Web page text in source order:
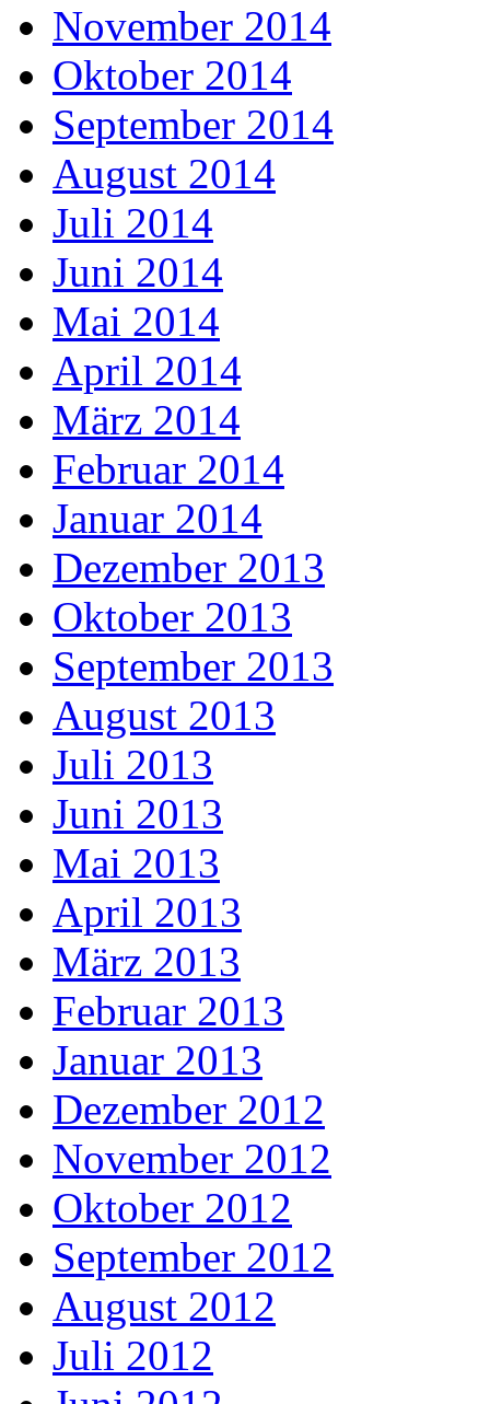
November 2014
Oktober 2014
September 2014
August 2014
Juli 2014
Juni 2014
Mai 2014
April 2014
März 2014
Februar 2014
Januar 2014
Dezember 2013
Oktober 2013
September 2013
August 2013
Juli 2013
Juni 2013
Mai 2013
April 2013
März 2013
Februar 2013
Januar 2013
Dezember 2012
November 2012
Oktober 2012
September 2012
August 2012
Juli 2012